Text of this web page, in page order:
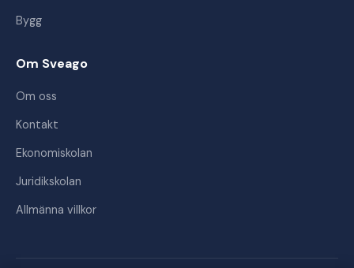
Bygg
Om Sveago
Om oss
Kontakt
Ekonomiskolan
Juridikskolan
Allmänna villkor